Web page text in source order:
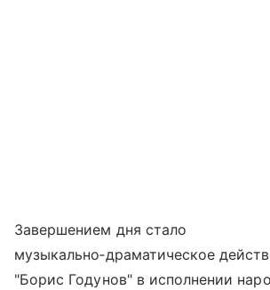
Завершением дня стало
музыкально‑драматическое
"Борис Годунов" в исполнении